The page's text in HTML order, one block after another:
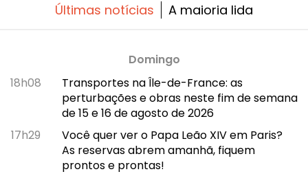
Últimas notícias A maioria lida
Domingo
18h08
Transportes na Île-de-France: as
perturbações e obras neste fim de semana
de 15 e 16 de agosto de 2026
17h29
Você quer ver o Papa Leão XIV em Paris?
As reservas abrem amanhã, fiquem
prontos e prontas!